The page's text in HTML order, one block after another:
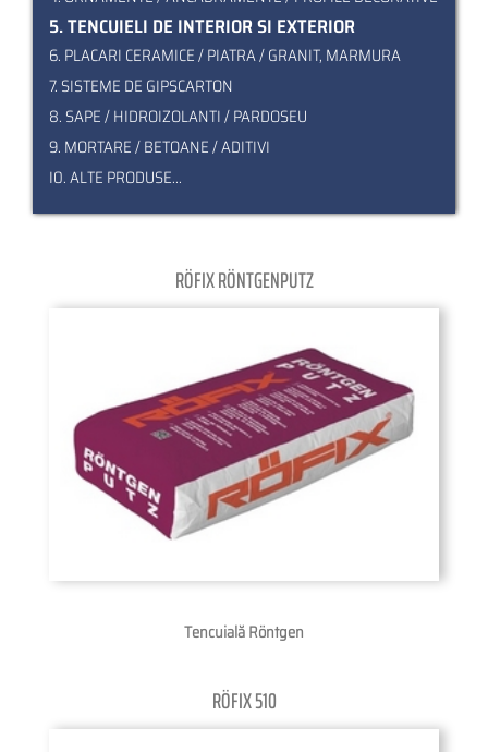
5. TENCUIELI DE INTERIOR SI EXTERIOR
6. PLACARI CERAMICE / PIATRA / GRANIT, MARMURA
7. SISTEME DE GIPSCARTON
8. SAPE / HIDROIZOLANTI / PARDOSEU
9. MORTARE / BETOANE / ADITIVI
I0. ALTE PRODUSE...
RÖFIX RÖNTGENPUTZ
Tencuială Röntgen
RÖFIX 510